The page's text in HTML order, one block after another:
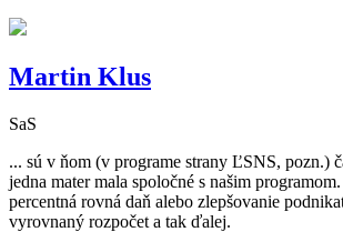
Martin Klus
SaS
... sú v ňom (v programe strany ĽSNS, pozn.)
jedna mater mala spoločné s našim
percentná rovná daň alebo zlepšovanie
vyrovnaný rozpočet a tak ďalej.